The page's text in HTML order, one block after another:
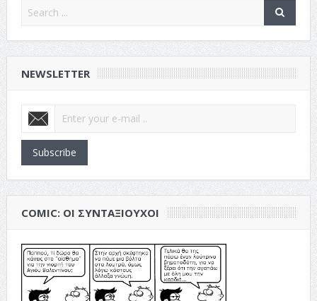
NEWSLETTER
Subscribe
COMIC: ΟΙ ΣΥΝΤΑΞΙΟΎΧΟΙ